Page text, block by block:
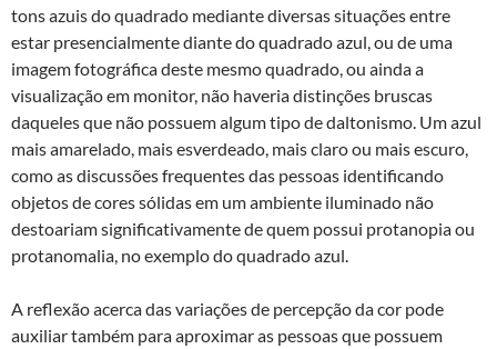
tons azuis do quadrado mediante diversas situações entre
estar presencialmente diante do quadrado azul, ou de uma
imagem fotográfica deste mesmo quadrado, ou ainda a
visualização em monitor, não haveria distinções bruscas
daqueles que não possuem algum tipo de daltonismo. Um azul
mais amarelado, mais esverdeado, mais claro ou mais escuro,
como as discussões frequentes das pessoas identificando
objetos de cores sólidas em um ambiente iluminado não
destoariam significativamente de quem possui protanopia ou
protanomalia, no exemplo do quadrado azul.
A reflexão acerca das variações de percepção da cor pode
auxiliar também para aproximar as pessoas que possuem